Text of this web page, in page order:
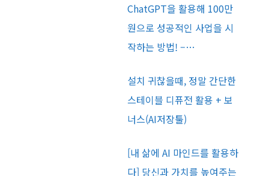
ChatGPT을 활용해 100만
원으로 성공적인 사업을 시
작하는 방법! –…
설치 귀찮을때, 정말 간단한
스테이블 디퓨전 활용 + 보
너스(AI저장툴)
[내 삶에 AI 마인드를 활용하
다] 당신과 가치를 높여주는